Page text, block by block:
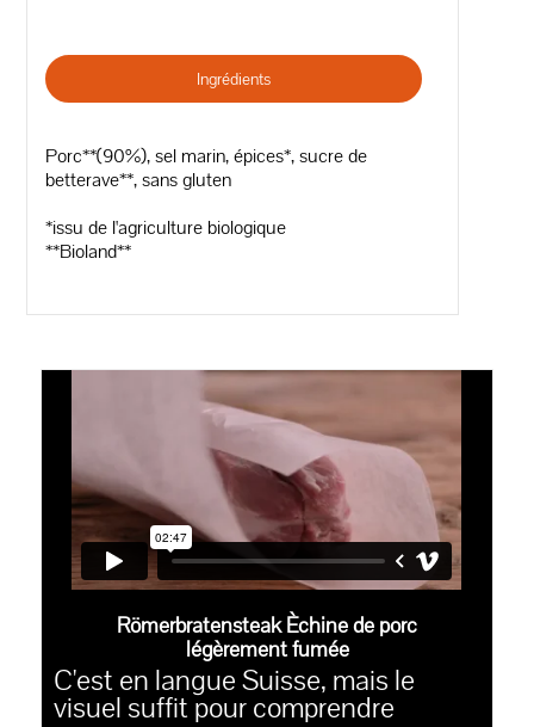
Ingrédients
Porc**(90%), sel marin, épices*, sucre de
betterave**, sans gluten
*issu de l'agriculture biologique
**Bioland**
Römerbratensteak Èchine de porc
légèrement fumée
C'est en langue Suisse, mais le
visuel suffit pour comprendre